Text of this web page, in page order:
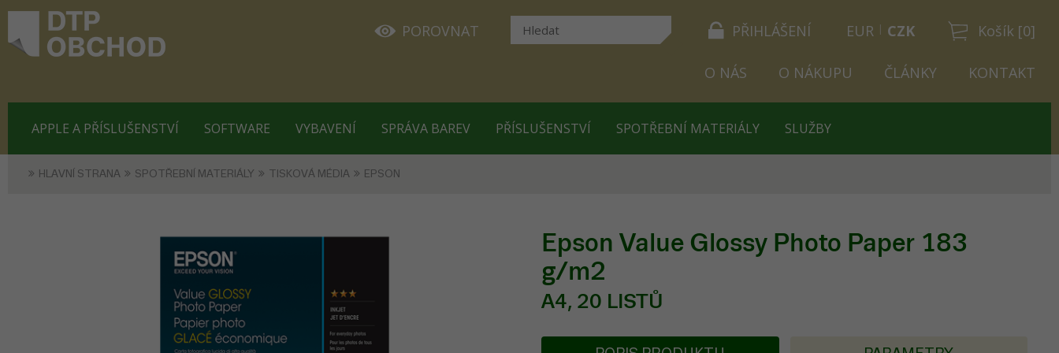
PŘIHLÁŠENÍ Košík [0]
POROVNAT EUR CZK
O NÁS O NÁKUPU ČLÁNKY KONTAKT
APPLE A PŘÍSLUŠENSTVÍ SOFTWARE VYBAVENÍ SPRÁVA BAREV PŘÍSLUŠENSTVÍ SPOTŘEBNÍ MATERIÁLY SLUŽBY
HLAVNÍ STRANA SPOTŘEBNÍ MATERIÁLY TISKOVÁ MÉDIA EPSON
Epson Value Glossy Photo Paper 183
g/m2
A4, 20 LISTŮ